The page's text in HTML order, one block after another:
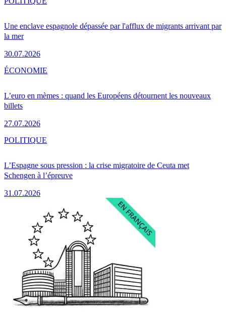
Une enclave espagnole dépassée par l'afflux de migrants arrivant par
la mer
30.07.2026
L’euro en mèmes : quand les Européens détournent les nouveaux
billets
27.07.2026
ÉCONOMIE
L’Espagne sous pression : la crise migratoire de Ceuta met
Schengen à l’épreuve
31.07.2026
POLITIQUE